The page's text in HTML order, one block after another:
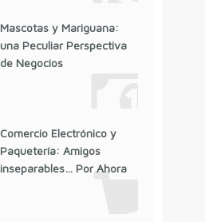
Mascotas y Mariguana:
una Peculiar Perspectiva
de Negocios
Comercio Electrónico y
Paquetería: Amigos
inseparables… Por Ahora